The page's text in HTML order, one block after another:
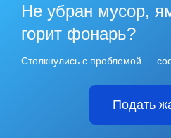
Не убран мусор,
горит фонарь?
Столкнулись с проблемой —
Подать